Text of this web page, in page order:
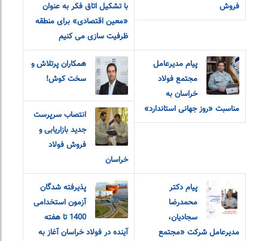
فروش
با تشکیل اتاق فکر به عنوان
«معین اقتصادی» برای منطقه
ظرفیت سازی می کنیم
پیام مدیرعامل
مجتمع فولاد
خراسان به
مناسبت «روز جهانی استاندارد»
همکاران پرتلاش و
سخت کوش!
انتصاب سرپرست
جدید بازاریابی و
فروش فولاد
خراسان
پیام دکتر
محمدرضا
سجادیان،
مدیرعامل شرکت «مجتمع
پذیرفته شدگان
آزمون استخدامی
1400 تا هفته
آینده در فولاد خراسان آغاز به